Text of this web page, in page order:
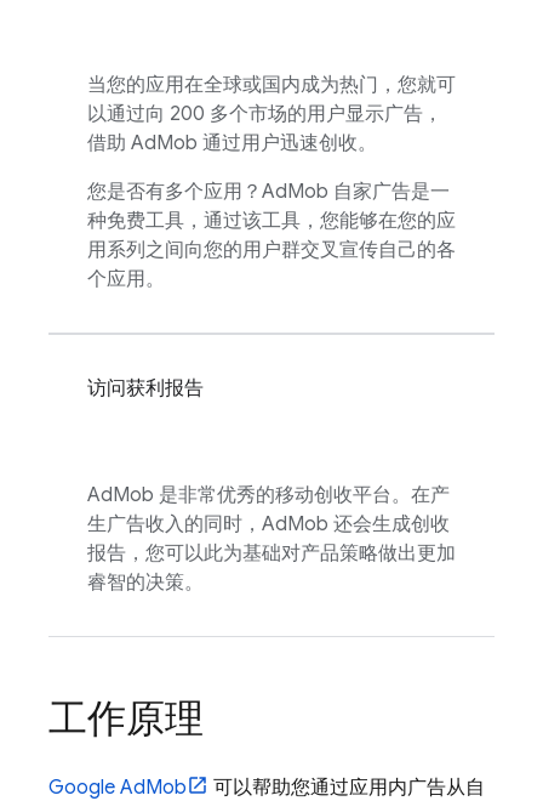
当您的应用在全球或国内成为热门，您就可
以通过向 200 多个市场的用户显示广告，
借助 AdMob 通过用户迅速创收。
您是否有多个应用？ AdMob 自家广告是一
种免费工具，通过该工具，您能够在您的应
用系列之间向您的用户群交叉宣传自己的各
个应用。
访问获利报告
AdMob 是非常优秀的移动创收平台。在产
生广告收入的同时， AdMob 还会生成创收
报告，您可以此为基础对产品策略做出更加
睿智的决策。
工作原理
Google AdMob
可以帮助您通过应用内广告从自